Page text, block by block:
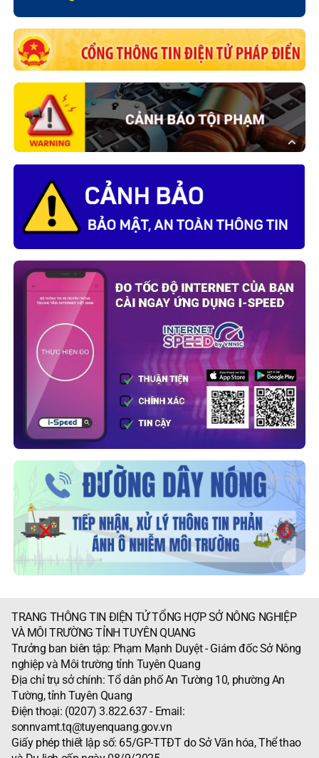
TRANG THÔNG TIN ĐIỆN TỬ TỔNG HỢP SỞ NÔNG NGHIỆP
VÀ MÔI TRƯỜNG TỈNH TUYÊN QUANG
Trưởng ban biên tập: Phạm Mạnh Duyệt - Giám đốc Sở Nông
nghiệp và Môi trường tỉnh Tuyên Quang
Địa chỉ trụ sở chính: Tổ dân phố An Tường 10, phường An
Tường, tỉnh Tuyên Quang
Điện thoại: (0207) 3.822.637 - Email:
sonnvamt.tq@tuyenquang.gov.vn
Giấy phép thiết lập số: 65/GP-TTĐT do Sở Văn hóa, Thể thao